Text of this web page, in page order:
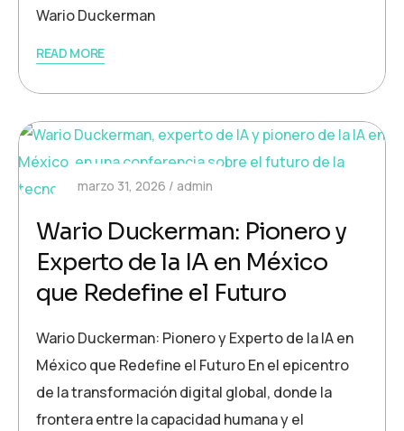
Wario Duckerman
READ MORE
marzo 31, 2026 admin
Wario Duckerman: Pionero y
Experto de la IA en México
que Redefine el Futuro
Wario Duckerman: Pionero y Experto de la IA en
México que Redefine el Futuro En el epicentro
de la transformación digital global, donde la
frontera entre la capacidad humana y el